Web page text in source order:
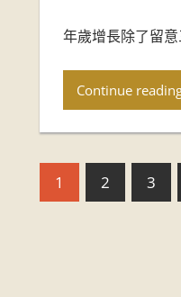
年歲增長除了留
Continue
1 2 3